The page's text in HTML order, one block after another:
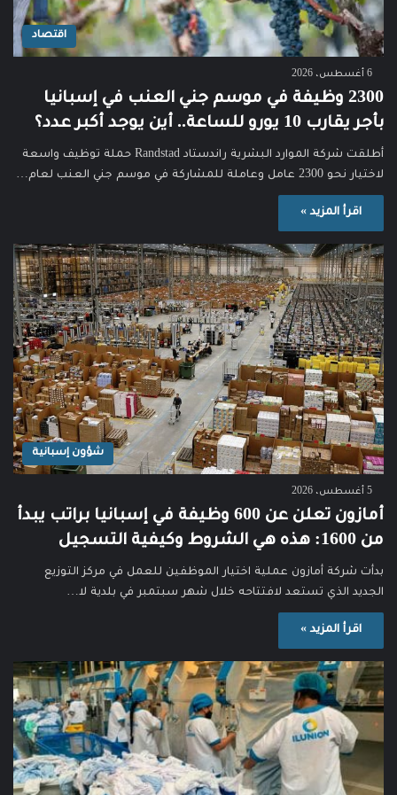
اقتصاد
6 أغسطس، 2026
2300 وظيفة في موسم جني العنب في إسبانيا
بأجر يقارب 10 يورو للساعة.. أين يوجد أكبر عدد؟
أطلقت شركة الموارد البشرية راندستاد Randstad حملة توظيف واسعة
لاختيار نحو 2300 عامل وعاملة للمشاركة في موسم جني العنب لعام…
اقرأ المزيد »
شؤون إسبانية
5 أغسطس، 2026
أمازون تعلن عن 600 وظيفة في إسبانيا براتب يبدأ
من 1600: هذه هي الشروط وكيفية التسجيل
بدأت شركة أمازون عملية اختيار الموظفين للعمل في مركز التوزيع
الجديد الذي تستعد لافتتاحه خلال شهر سبتمبر في بلدية لا…
اقرأ المزيد »